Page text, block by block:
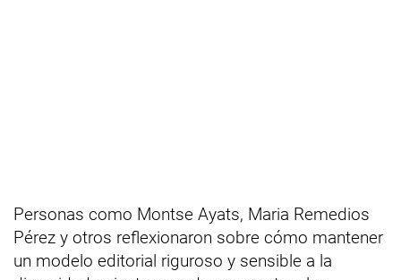
Personas como Montse Ayats, Maria Remedios
Pérez y otros reflexionaron sobre cómo mantener
un modelo editorial riguroso y sensible a la